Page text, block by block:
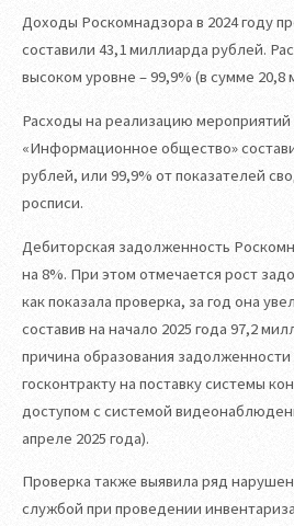
Доходы Роскомнадзора в 2024 году
составили 43,1 миллиарда рублей.
высоком уровне – 99,9% (в сумме
Расходы на реализацию мероприятий
«Информационное общество»
рублей, или 99,9% от показателей
росписи.
Дебиторская задолженность
на 8%. При этом отмечается рост
как показала проверка, за год она
составив на начало 2025 года 97,2
причина образования задолженности
госконтракту на поставку системы
доступом с системой
апреле 2025 года).
Проверка также выявила ряд
службой при проведении